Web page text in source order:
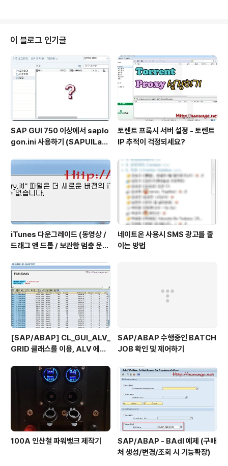
이에 세대차이라는게 벌써 나는구나.. 라는 생각이 들었습
니다. 올드팝이 세월이 지나도 많은 사람들의 기억에 남고,
후세에도 전달이 되듯, 한국 가요도 그랬으면.. 하는 엉뚱한
생각도 해봅니다. 당시엔 인기많았던 나름의 아이돌 그룹
이 아니었었나.. 생각이 드는데... (아이돌 그룹이라고 하
이 블로그 인기글
SAP GUI 750 이상에서 saplo
gon.ini 사용하기 (SAPUILan
토렌트 프록시 서버 설정 - 토렌트
IP 추적이 걱정되세요?
iTunes 다운그레이드 (동영상 /
드래그 앤 드롭 / 보관함 멈춤 문제
네이트온 사용시 SMS 광고를 줄
이는 방법
[SAP/ABAP] CL_GUI_ALV_
GRID 클래스를 이용, ALV 에서
SAP/ABAP 수행중인 BATCH
JOB 확인 및 제어하기
100A 인산철 파워뱅크 제작기
SAP/ABAP - BAdI 예제 (구매
처 생성/변경/조회 시 기능확장)